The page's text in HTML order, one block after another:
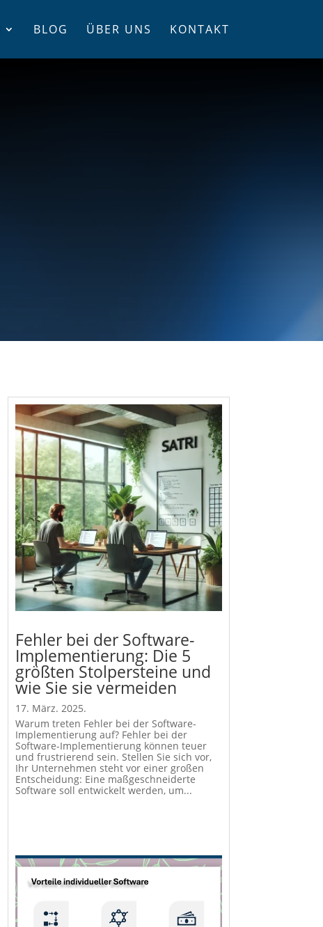
BLOG ÜBER UNS KONTAKT
Fehler bei der Software-
Implementierung: Die 5
größten Stolpersteine und
wie Sie sie vermeiden
17. März. 2025.
Warum treten Fehler bei der Software-
Implementierung auf? Fehler bei der
Software-Implementierung können teuer
und frustrierend sein. Stellen Sie sich vor,
Ihr Unternehmen steht vor einer großen
Entscheidung: Eine maßgeschneiderte
Software soll entwickelt werden, um...